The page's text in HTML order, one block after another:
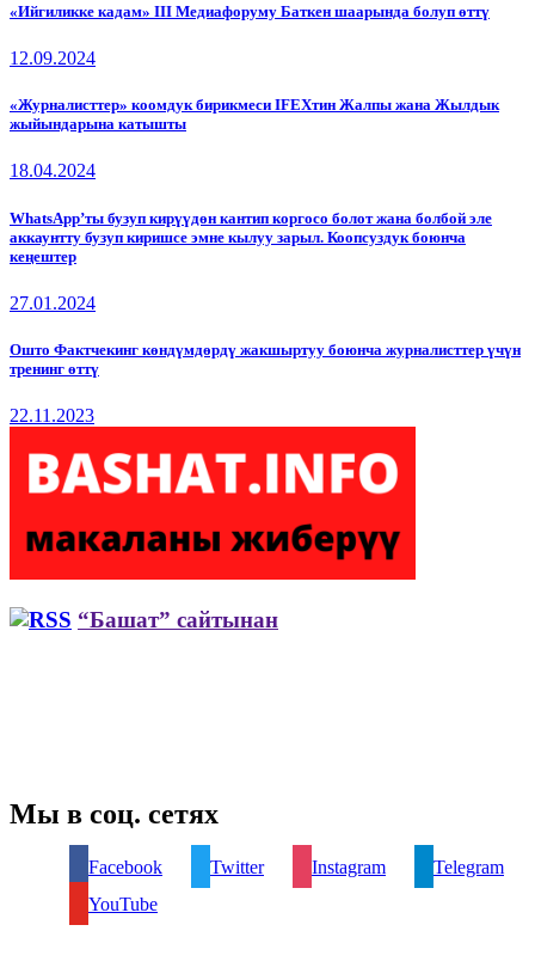
«Ийгиликке кадам» III Медиафоруму Баткен шаарында болуп өттү
12.09.2024
«Журналисттер» коомдук бирикмеси IFEXтин Жалпы жана Жылдык
жыйындарына катышты
18.04.2024
WhatsApp’ты бузуп кирүүдөн кантип коргосо болот жана болбой эле
аккаунтту бузуп киришсе эмне кылуу зарыл. Коопсуздук боюнча
кеңештер
27.01.2024
Ошто Фактчекинг көндүмдөрдү жакшыртуу боюнча журналисттер үчүн
тренинг өттү
22.11.2023
“Башат” сайтынан
Мы в соц. сетях
Facebook Twitter Instagram
Telegram
YouTube